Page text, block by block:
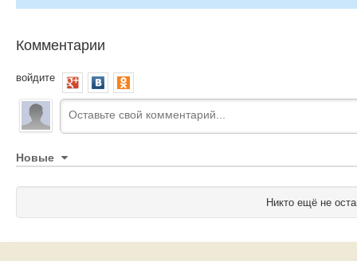
Комментарии
войдите
Новые
Никто ещё не